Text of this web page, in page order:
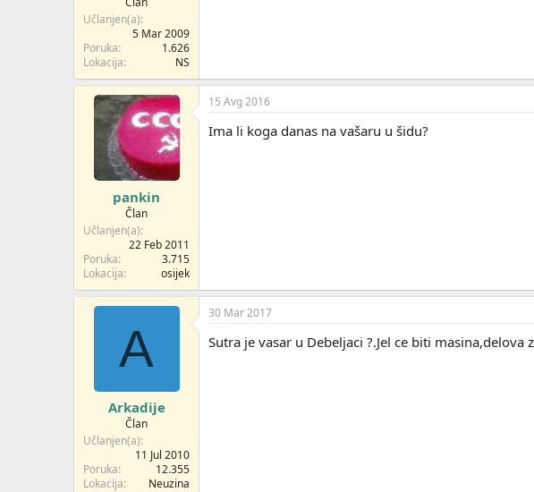
Učlanjen(a)
5 Mar 2009
Poruka
1.626
Lokacija
NS
pankin
Član
Učlanjen(a)
22 Feb 2011
Poruka
3.715
Lokacija
osijek
15 Avg 2016
Ima li koga danas na vašaru u šidu?
A
Arkadije
Član
Učlanjen(a)
11 Jul 2010
Poruka
12.355
Lokacija
Neuzina
30 Mar 2017
Sutra je vasar u Debeljaci ?.Jel ce biti